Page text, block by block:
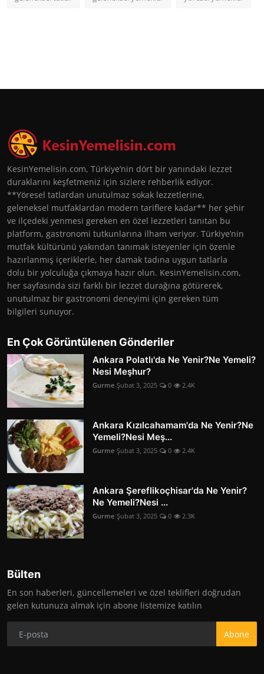
KesinYemelisin.com, Türkiye’nin dört bir yanındaki lezzet
duraklarını keşfetmeniz için sizlere rehberlik ediyor.
**Yöresel tatlardan unutulmaz sokak lezzetlerine,
geleneksel mutfaklardan modern tariflere kadar** her şehir
ve ilçedeki yenmesi gereken en özel lezzetleri tanıtan bu
platform, gastronomi tutkunlarına ilham veriyor. Türkiye’nin
mutfak kültürünü yakından tanımak isteyenler için özenle
hazırlanmış içeriklerle, her damak tadına uygun tatlarla
dolu bir yolculuğa çıkmaya hazır olun. KesinYemelisin.com,
her sayfasında sizi farklı bir lezzet durağına götürerek,
unutulmaz bir gastronomi deneyimi için gereken tüm
bilgileri sunuyor.
En Çok Görüntülenen Gönderiler
Ankara Polatlı'da Ne Yenir?Ne Yemeli?
Nesi Meşhur?
Gurme Şubat 3, 2025 0 2.4K
Ankara Kızılcahamam'da Ne Yenir?Ne
Yemeli?Nesi Meş...
Gurme Şubat 3, 2025 0 2.4K
Ankara Şereflikoçhisar'da Ne Yenir?
Ne Yemeli?Nesi ...
Gurme Şubat 3, 2025 0 2.3K
Bülten
En son haberleri, güncellemeleri ve özel teklifleri doğrudan
gelen kutunuza almak için abone listemize katılın
Abone